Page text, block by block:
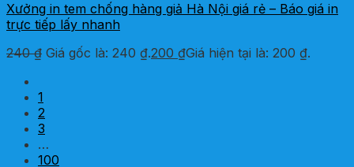
Xưởng in tem chống hàng giả Hà Nội giá rẻ – Báo giá in
trực tiếp lấy nhanh
240₫ Giá gốc là: 240 ₫.200 ₫Giá hiện tại là: 200 ₫.
1
2
3
…
100